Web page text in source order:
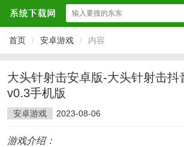
首页 / 安卓游戏 / 内容
大头针射击安卓版-大头针射击抖
v0.3手机版
安卓游戏 2023-08-06
游戏介绍：